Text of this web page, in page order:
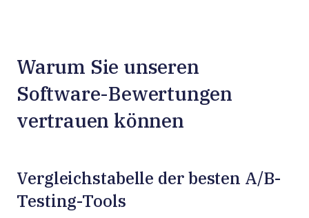
Warum Sie unseren
Software-Bewertungen
vertrauen können
Vergleichstabelle der besten A/B-
Testing-Tools